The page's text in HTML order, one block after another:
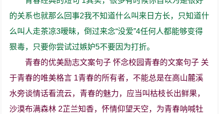
的关系也就那么回事2我不知道什么叫来日方长，只知道什
么叫人走茶凉3暧昧，倒过来念“没爱”4任何人都能够变得
狠毒，只要你尝试过嫉妒5不要因为打折。
青春的优美励志文案句子 怀念校园青春的文案句子 关
于青春的唯美格言 1青春的所有者，不能总是在高山麓溪
水旁谈情话看流云，青春的魅力，应当叫枯枝长出鲜果，
沙漠布满森林 2芷兰知香，怀情仰望天空，为青春呐喊牡